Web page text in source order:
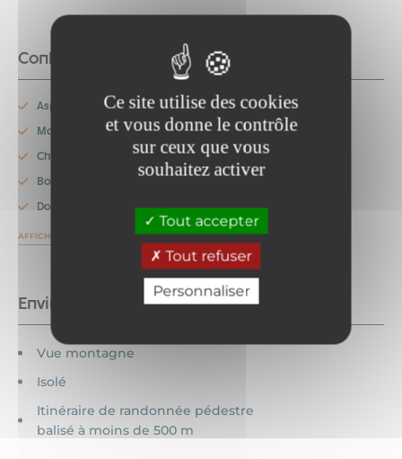
Ce site utilise des cookies
et vous donne le contrôle
sur ceux que vous
souhaitez activer
Tout accepter
Tout refuser
Personnaliser
Confort
Aspirateur
Non fumeur
Matériel Bébé
Cuisine
Cheminée / Poêle
Lits superposés
Bois à disposition
Douche
AFFICHER PLUS
Environnements
Vue montagne
Isolé
Itinéraire de randonnée pédestre
balisé à moins de 500 m